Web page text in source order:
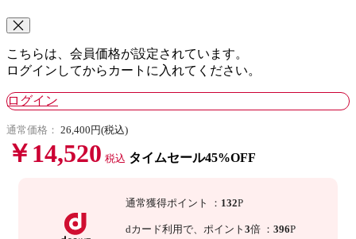
こちらは、会員価格が設定されています。
ログインしてからカートに入れてください。
ログイン
通常価格： 26,400円(税込)
￥14,520 税込 タイムセール45%OFF
通常獲得ポイント ： 132P
dカード利用で、 ポイント 3倍 ： 396P